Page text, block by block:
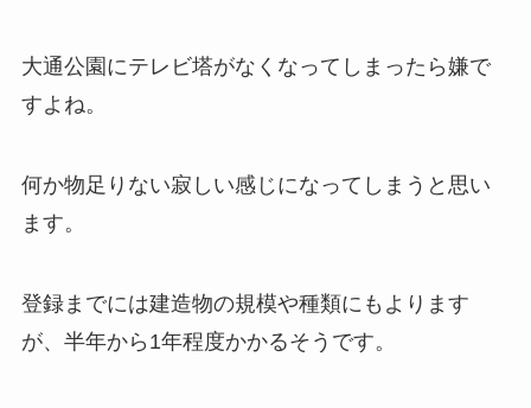
大通公園にテレビ塔がなくなってしまったら嫌で
すよね。
何か物足りない寂しい感じになってしまうと思い
ます。
登録までには建造物の規模や種類にもよります
が、半年から1年程度かかるそうです。